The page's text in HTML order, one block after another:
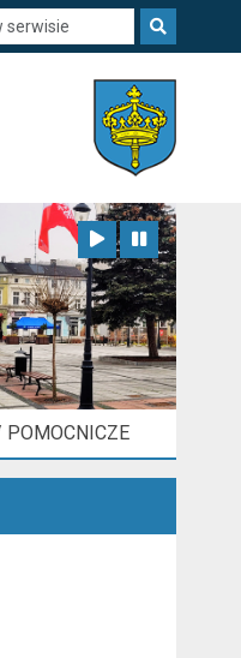
POMOCNICZE